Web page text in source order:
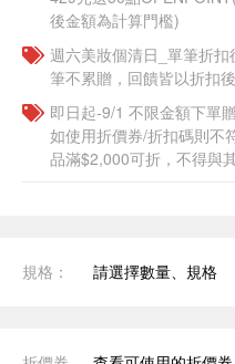
後金額為計算門檻)
週六美妝個清日_單筆折
筆不累贈，回饋皆以折扣
即日起-9/1 不限金額下單
如使用折價券/折扣碼則不
品滿$2,000可折，不得與
規格： 請選擇數量、規格